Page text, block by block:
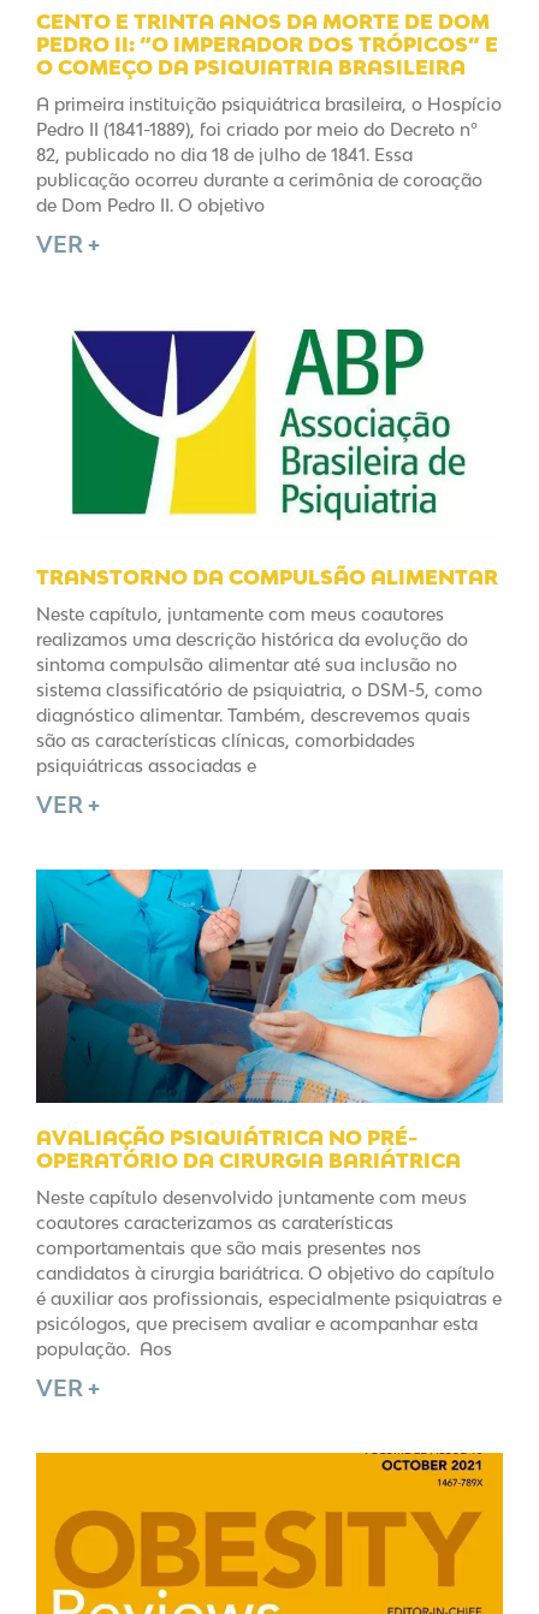
CENTO E TRINTA ANOS DA MORTE DE DOM
PEDRO II: “O IMPERADOR DOS TRÓPICOS” E
O COMEÇO DA PSIQUIATRIA BRASILEIRA
A primeira instituição psiquiátrica brasileira, o Hospício
Pedro II (1841-1889), foi criado por meio do Decreto nº
82, publicado no dia 18 de julho de 1841. Essa
publicação ocorreu durante a cerimônia de coroação
de Dom Pedro II. O objetivo
VER +
TRANSTORNO DA COMPULSÃO ALIMENTAR
Neste capítulo, juntamente com meus coautores
realizamos uma descrição histórica da evolução do
sintoma compulsão alimentar até sua inclusão no
sistema classificatório de psiquiatria, o DSM-5, como
diagnóstico alimentar. Também, descrevemos quais
são as características clínicas, comorbidades
psiquiátricas associadas e
VER +
AVALIAÇÃO PSIQUIÁTRICA NO PRÉ-
OPERATÓRIO DA CIRURGIA BARIÁTRICA
Neste capítulo desenvolvido juntamente com meus
coautores caracterizamos as caraterísticas
comportamentais que são mais presentes nos
candidatos à cirurgia bariátrica. O objetivo do capítulo
é auxiliar aos profissionais, especialmente psiquiatras e
psicólogos, que precisem avaliar e acompanhar esta
população. Aos
VER +